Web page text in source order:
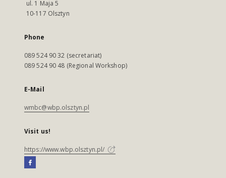
ul. 1 Maja 5
10-117 Olsztyn
Phone
089 524 90 32 (secretariat)
089 524 90 48 (Regional Workshop)
E-Mail
wmbc@wbp.olsztyn.pl
Visit us!
https://www.wbp.olsztyn.pl/